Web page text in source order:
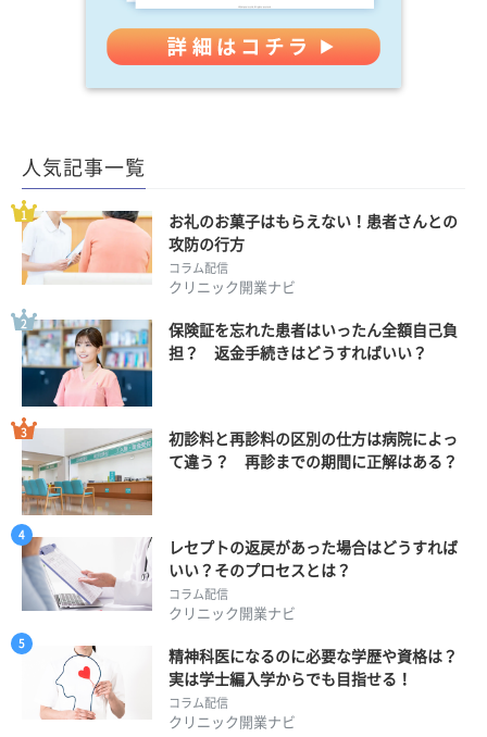
人気記事一覧
お礼のお菓子はもらえない！患者さんとの
攻防の行方
コラム配信
クリニック開業ナビ
保険証を忘れた患者はいったん全額自己負
担？ 返金手続きはどうすればいい？
初診料と再診料の区別の仕方は病院によっ
て違う？ 再診までの期間に正解はある？
レセプトの返戻があった場合はどうすれば
いい？そのプロセスとは？
コラム配信
クリニック開業ナビ
精神科医になるのに必要な学歴や資格は？
実は学士編入学からでも目指せる！
コラム配信
クリニック開業ナビ